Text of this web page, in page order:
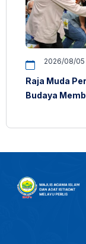
2026/08/05
Raja Muda
Budaya